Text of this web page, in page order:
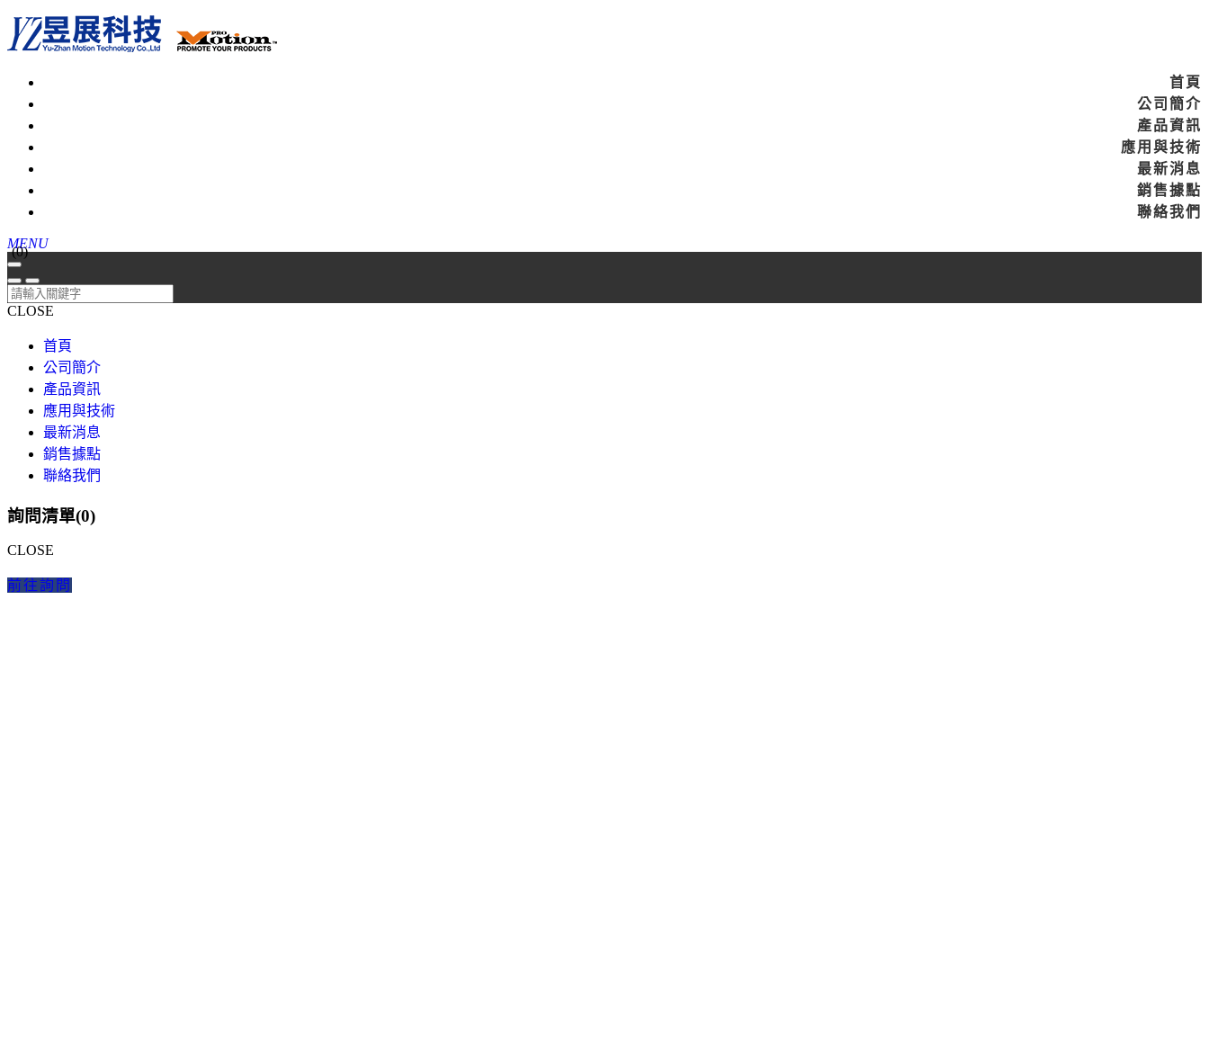
首頁
公司簡介
產品資訊
應用與技術
最新消息
銷售據點
聯絡我們
MENU
(0)
CLOSE
首頁
公司簡介
產品資訊
應用與技術
最新消息
銷售據點
聯絡我們
詢問清單(0)
CLOSE
前往詢問